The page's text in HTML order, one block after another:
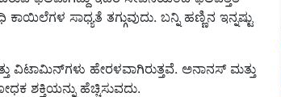
ಸಾಧ್ಯತೆ ತಗ್ಗುವುದು. ಬನ್ನಿ ಹಣ್ಣಿನ ಇನ್ನಷ್ಟು
ವಿಟಾಮಿನ್‌ಗಳು ಹೇರಳವಾಗಿರುತ್ತವೆ. ಅನಾನಸ್ ಮತ್ತು
ಶಕ್ತಿಯನ್ನು ಹೆಚ್ಚಿಸುವದು.